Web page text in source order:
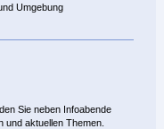
Umgebung
Sie neben Infoabende
aktuellen Themen.